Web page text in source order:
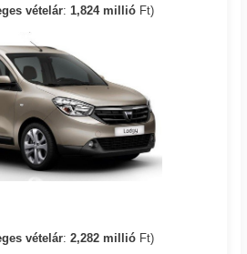
vételár: 1,824 millió Ft)
vételár:2,282 millió Ft)